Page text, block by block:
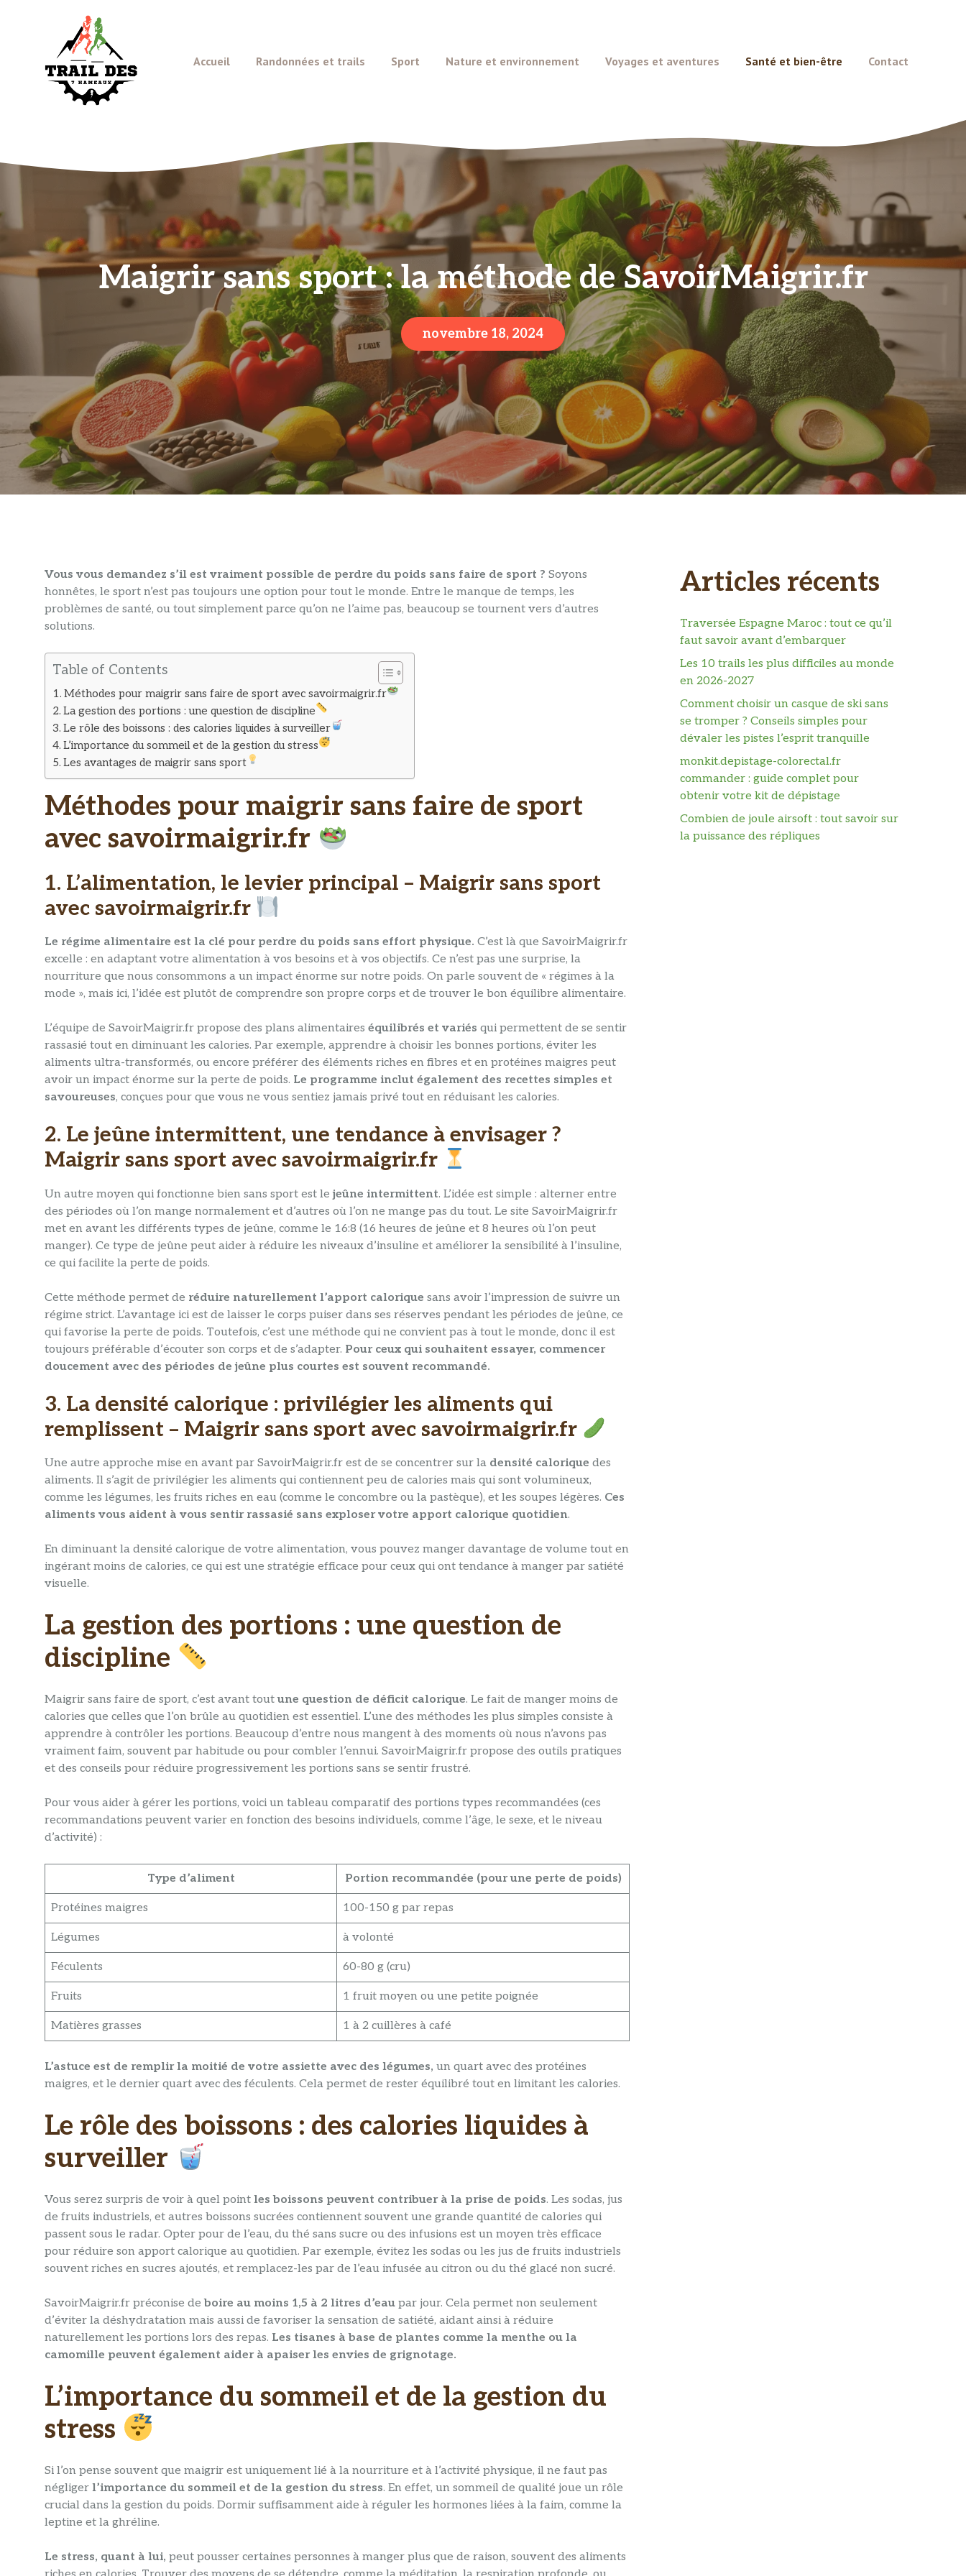
Accueil Randonnées et trails Sport Nature et environnement Voyages et aventures Santé et bien-être Contact
Maigrir sans sport : la méthode de SavoirMaigrir.fr
novembre 18, 2024
Vous vous demandez s’il est vraiment possible de perdre du poids sans faire de sport ? Soyons
honnêtes, le sport n’est pas toujours une option pour tout le monde. Entre le manque de temps, les
problèmes de santé, ou tout simplement parce qu’on ne l’aime pas, beaucoup se tournent vers d’autres
solutions.
Table of Contents
Méthodes pour maigrir sans faire de sport avec savoirmaigrir.fr
La gestion des portions : une question de discipline
Le rôle des boissons : des calories liquides à surveiller
L’importance du sommeil et de la gestion du stress
Les avantages de maigrir sans sport
Méthodes pour maigrir sans faire de sport
avec savoirmaigrir.fr
1. L’alimentation, le levier principal – Maigrir sans sport
avec savoirmaigrir.fr
Le régime alimentaire est la clé pour perdre du poids sans effort physique. C’est là que SavoirMaigrir.fr
excelle : en adaptant votre alimentation à vos besoins et à vos objectifs. Ce n’est pas une surprise, la
nourriture que nous consommons a un impact énorme sur notre poids. On parle souvent de « régimes à la
mode », mais ici, l’idée est plutôt de comprendre son propre corps et de trouver le bon équilibre alimentaire.
L’équipe de SavoirMaigrir.fr propose des plans alimentaires équilibrés et variés qui permettent de se sentir
rassasié tout en diminuant les calories. Par exemple, apprendre à choisir les bonnes portions, éviter les
aliments ultra-transformés, ou encore préférer des éléments riches en fibres et en protéines maigres peut
avoir un impact énorme sur la perte de poids. Le programme inclut également des recettes simples et
savoureuses, conçues pour que vous ne vous sentiez jamais privé tout en réduisant les calories.
2. Le jeûne intermittent, une tendance à envisager ?
Maigrir sans sport avec savoirmaigrir.fr
Un autre moyen qui fonctionne bien sans sport est le jeûne intermittent. L’idée est simple : alterner entre
des périodes où l’on mange normalement et d’autres où l’on ne mange pas du tout. Le site SavoirMaigrir.fr
met en avant les différents types de jeûne, comme le 16:8 (16 heures de jeûne et 8 heures où l’on peut
manger). Ce type de jeûne peut aider à réduire les niveaux d’insuline et améliorer la sensibilité à l’insuline,
ce qui facilite la perte de poids.
Cette méthode permet de réduire naturellement l’apport calorique sans avoir l’impression de suivre un
régime strict. L’avantage ici est de laisser le corps puiser dans ses réserves pendant les périodes de jeûne, ce
qui favorise la perte de poids. Toutefois, c’est une méthode qui ne convient pas à tout le monde, donc il est
toujours préférable d’écouter son corps et de s’adapter. Pour ceux qui souhaitent essayer, commencer
doucement avec des périodes de jeûne plus courtes est souvent recommandé.
3. La densité calorique : privilégier les aliments qui
remplissent – Maigrir sans sport avec savoirmaigrir.fr
Une autre approche mise en avant par SavoirMaigrir.fr est de se concentrer sur la densité calorique des
aliments. Il s’agit de privilégier les aliments qui contiennent peu de calories mais qui sont volumineux,
comme les légumes, les fruits riches en eau (comme le concombre ou la pastèque), et les soupes légères. Ces
aliments vous aident à vous sentir rassasié sans exploser votre apport calorique quotidien.
En diminuant la densité calorique de votre alimentation, vous pouvez manger davantage de volume tout en
ingérant moins de calories, ce qui est une stratégie efficace pour ceux qui ont tendance à manger par satiété
visuelle.
La gestion des portions : une question de
discipline
Maigrir sans faire de sport, c’est avant toutune question de déficit calorique. Le fait de manger moins de
calories que celles que l’on brûle au quotidien est essentiel. L’une des méthodes les plus simples consiste à
apprendre à contrôler les portions. Beaucoup d’entre nous mangent à des moments où nous n’avons pas
vraiment faim, souvent par habitude ou pour combler l’ennui. SavoirMaigrir.fr propose des outils pratiques
et des conseils pour réduire progressivement les portions sans se sentir frustré.
Pour vous aider à gérer les portions, voici un tableau comparatif des portions types recommandées (ces
recommandations peuvent varier en fonction des besoins individuels, comme l’âge, le sexe, et le niveau
d’activité) :
Type d’aliment Portion recommandée (pour une perte de poids)
Protéines maigres 100-150 g par repas
Légumes à volonté
Féculents 60-80 g (cru)
Fruits 1 fruit moyen ou une petite poignée
Matières grasses 1 à 2 cuillères à café
L’astuce est de remplir la moitié de votre assiette avec des légumes, un quart avec des protéines
maigres, et le dernier quart avec des féculents. Cela permet de rester équilibré tout en limitant les calories.
Le rôle des boissons : des calories liquides à
surveiller
Vous serez surpris de voir à quel point les boissons peuvent contribuer à la prise de poids. Les sodas, jus
de fruits industriels, et autres boissons sucrées contiennent souvent une grande quantité de calories qui
passent sous le radar. Opter pour de l’eau, du thé sans sucre ou des infusions est un moyen très efficace
pour réduire son apport calorique au quotidien. Par exemple, évitez les sodas ou les jus de fruits industriels
souvent riches en sucres ajoutés, et remplacez-les par de l’eau infusée au citron ou du thé glacé non sucré.
SavoirMaigrir.fr préconise deboire au moins 1,5 à 2 litres d’eau par jour. Cela permet non seulement
d’éviter la déshydratation mais aussi de favoriser la sensation de satiété, aidant ainsi à réduire
naturellement les portions lors des repas. Les tisanes à base de plantes comme la menthe ou la
camomille peuvent également aider à apaiser les envies de grignotage.
L’importance du sommeil et de la gestion du
stress
Si l’on pense souvent que maigrir est uniquement lié à la nourriture et à l’activité physique, il ne faut pas
négliger l’importance du sommeil et de la gestion du stress. En effet, un sommeil de qualité joue un rôle
crucial dans la gestion du poids. Dormir suffisamment aide à réguler les hormones liées à la faim, comme la
leptine et la ghréline.
Le stress, quant à lui, peut pousser certaines personnes à manger plus que de raison, souvent des aliments
Articles récents
Traversée Espagne Maroc : tout ce qu’il
faut savoir avant d’embarquer
Les 10 trails les plus difficiles au monde
en 2026-2027
Comment choisir un casque de ski sans
se tromper ? Conseils simples pour
dévaler les pistes l’esprit tranquille
monkit.depistage-colorectal.fr
commander : guide complet pour
obtenir votre kit de dépistage
Combien de joule airsoft : tout savoir sur
la puissance des répliques